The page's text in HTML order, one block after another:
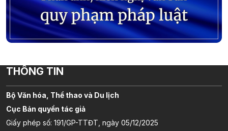
THÔNG TIN
Bộ Văn hóa, Thể thao và Du lịch
Cục Bản quyền tác giả
Giấy phép số: 191/GP-TTĐT, ngày 05/12/2025